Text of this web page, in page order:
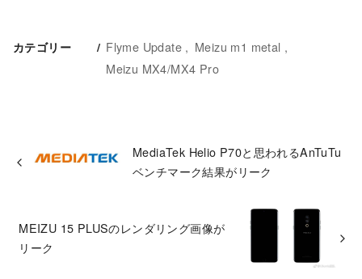
カテゴリー Flyme Update
Meizu m1 metal
Meizu MX4/MX4 Pro
MediaTek Helio P70と思われるAnTuTu
ベンチマーク結果がリーク
MEIZU 15 PLUSのレンダリング画像が
リーク